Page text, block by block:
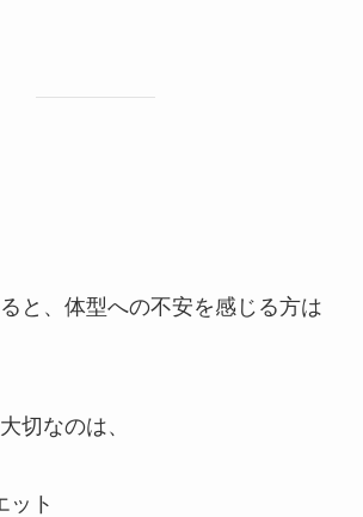
と、体型への不安を感じる方は
切なのは、
ット